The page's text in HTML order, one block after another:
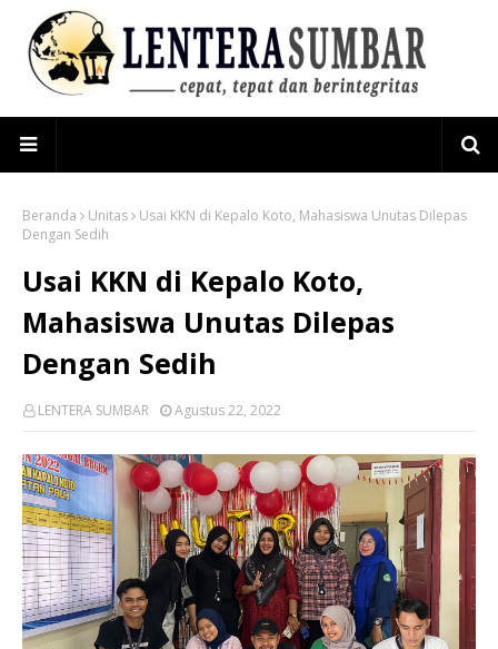
Beranda Unitas
Usai KKN di Kepalo Koto, Mahasiswa Unutas Dilepas
Dengan Sedih
Usai KKN di Kepalo Koto,
Mahasiswa Unutas Dilepas
Dengan Sedih
LENTERA SUMBAR Agustus 22, 2022